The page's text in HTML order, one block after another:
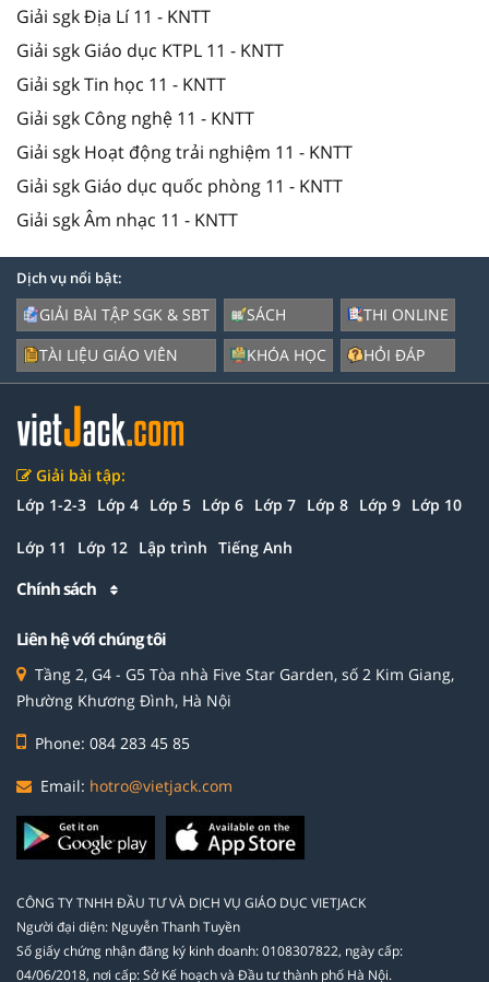
Giải sgk Địa Lí 11 - KNTT
Giải sgk Giáo dục KTPL 11 - KNTT
Giải sgk Tin học 11 - KNTT
Giải sgk Công nghệ 11 - KNTT
Giải sgk Hoạt động trải nghiệm 11 - KNTT
Giải sgk Giáo dục quốc phòng 11 - KNTT
Giải sgk Âm nhạc 11 - KNTT
Dịch vụ nổi bật:
GIẢI BÀI TẬP SGK & SBT
TÀI LIỆU GIÁO VIÊN
SÁCH
KHÓA HỌC
THI ONLINE
HỎI ĐÁP
Giải bài tập:
Lớp 1-2-3 Lớp 4 Lớp 5 Lớp 6 Lớp 7 Lớp 8 Lớp 9 Lớp 10
Lớp 11 Lớp 12 Lập trình Tiếng Anh
Chính sách
Liên hệ với chúng tôi
Tầng 2, G4 - G5 Tòa nhà Five Star Garden, số 2 Kim Giang,
Phường Khương Đình, Hà Nội
Phone: 084 283 45 85
Email: hotro@vietjack.com
CÔNG TY TNHH ĐẦU TƯ VÀ DỊCH VỤ GIÁO DỤC VIETJACK
Người đại diện: Nguyễn Thanh Tuyền
Số giấy chứng nhận đăng ký kinh doanh: 0108307822, ngày cấp:
04/06/2018, nơi cấp: Sở Kế hoạch và Đầu tư thành phố Hà Nội.